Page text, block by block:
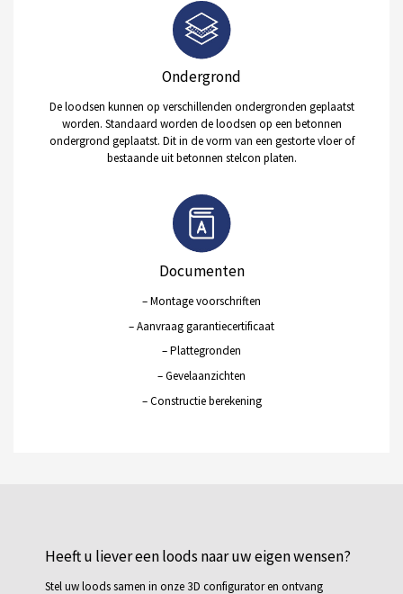
Ondergrond
De loodsen kunnen op verschillenden ondergronden geplaatst
worden. Standaard worden de loodsen op een betonnen
ondergrond geplaatst. Dit in de vorm van een gestorte vloer of
bestaande uit betonnen stelcon platen.
Documenten
– Montage voorschriften
– Aanvraag garantiecertificaat
– Plattegronden
– Gevelaanzichten
– Constructie berekening
Heeft u liever een loods naar uw eigen wensen?
Stel uw loods samen in onze 3D configurator en ontvang